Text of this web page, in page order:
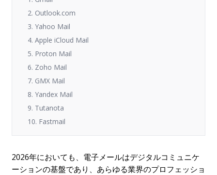
2. Outlook.com
3. Yahoo Mail
4. Apple iCloud Mail
5. Proton Mail
6. Zoho Mail
7. GMX Mail
8. Yandex Mail
9. Tutanota
10. Fastmail
2026年においても、電子メールはデジタルコミュニケ
ーションの基盤であり、あらゆる業界のプロフェッショ